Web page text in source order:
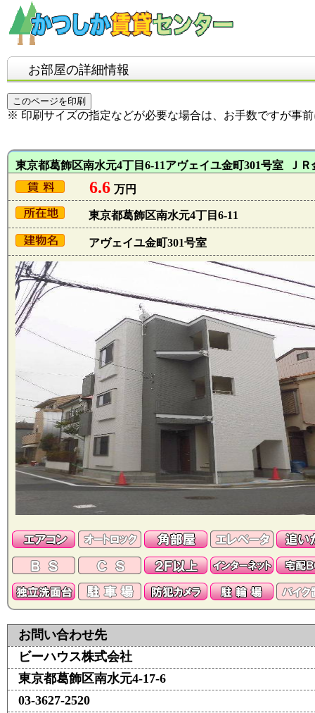
お部屋の詳細情報
※ 印刷サイズの指定などが必要な場合は、お手数ですが事
東京都葛飾区南水元4丁目6-11アヴェイユ金町301号室 Ｊ
6.6 万円
東京都葛飾区南水元4丁目6-11
アヴェイユ金町301号室
お問い合わせ先
ビーハウス株式会社
東京都葛飾区南水元4-17-6
03-3627-2520